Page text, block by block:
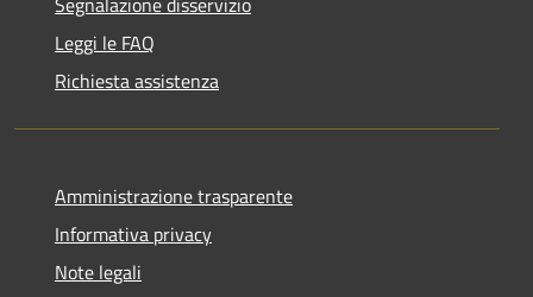
Leggi le FAQ
Richiesta assistenza
Amministrazione trasparente
Informativa privacy
Note legali